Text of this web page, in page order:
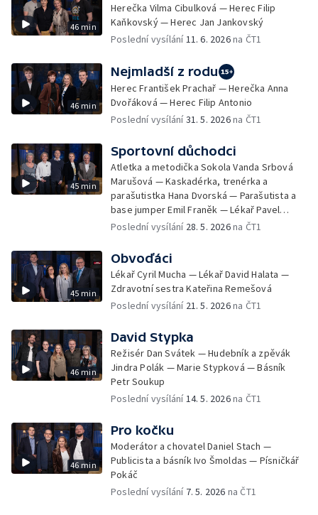
46 min
Herečka Vilma Cibulková — Herec Filip
Kaňkovský — Herec Jan Jankovský
Poslední vysílání11. 6. 2026na ČT1
46 min
Nejmladší z rodu
Herec František Prachař — Herečka Anna
Dvořáková — Herec Filip Antonio
Poslední vysílání31. 5. 2026na ČT1
45 min
Sportovní důchodci
Atletka a metodička Sokola Vanda Srbová
Marušová — Kaskadérka, trenérka a
parašutistka Hana Dvorská — Parašutista a
base jumper Emil Franěk — Lékař Pavel
Pafko
Poslední vysílání 28. 5. 2026na ČT1
45 min
Obvoďáci
Lékař Cyril Mucha — Lékař David Halata —
Zdravotní sestra Kateřina Remešová
Poslední vysílání 21. 5. 2026na ČT1
46 min
David Stypka
Režisér Dan Svátek — Hudebník a zpěvák
Jindra Polák — Marie Stypková — Básník
Petr Soukup
Poslední vysílání14. 5. 2026na ČT1
46 min
Pro kočku
Moderátor a chovatel Daniel Stach —
Publicista a básník Ivo Šmoldas — Písničkář
Pokáč
Poslední vysílání 7. 5. 2026 na ČT1